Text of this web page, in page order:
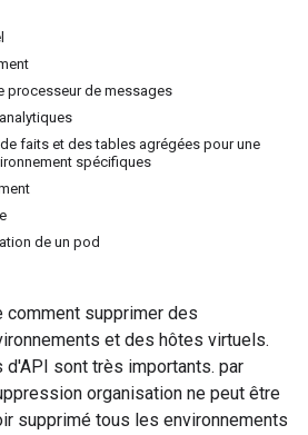
processeur de messages
faits et des tables agrégées pour une
spécifiques
de un pod
supprimer des
et des hôtes virtuels.
sont très importants. par
organisation ne peut être
supprimé tous les environnements